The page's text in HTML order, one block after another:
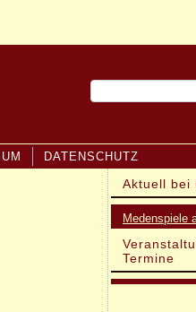
DATENSCHUTZ
Aktuell bei
Medenspiele
Termine